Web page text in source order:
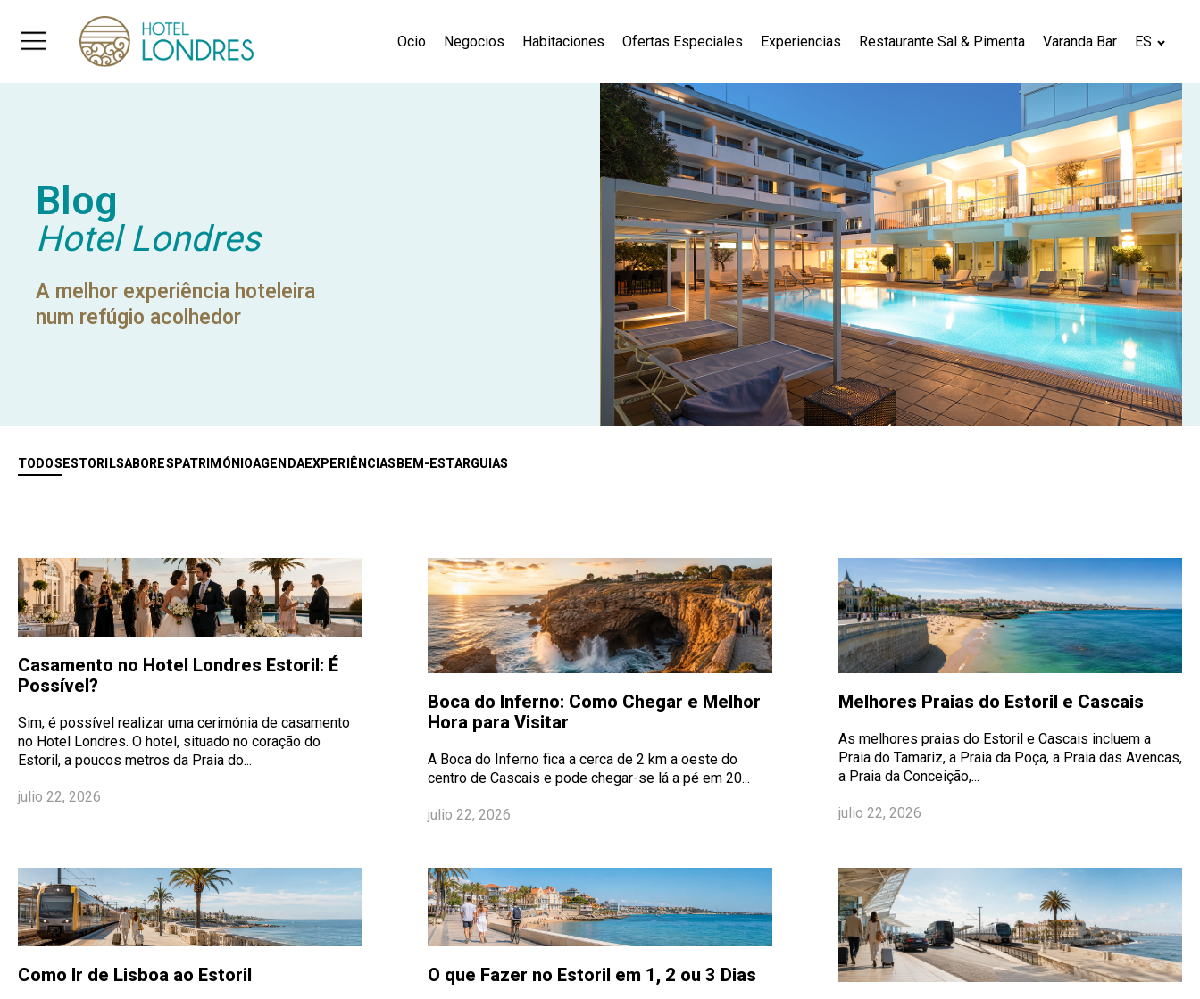
Ocio Negocios Habitaciones Ofertas Especiales Experiencias Restaurante Sal & Pimenta Varanda Bar ES
Blog
Hotel Londres
A melhor experiência hoteleira
num refúgio acolhedor
TODOS ESTORILSABORES PATRIMÓNIOAGENDAEXPERIÊNCIAS BEM-ESTARGUIAS
Casamento no Hotel Londres Estoril: É
Possível?
Sim, é possível realizar uma cerimónia de casamento
no Hotel Londres. O hotel, situado no coração do
Estoril, a poucos metros da Praia do...
julio 22, 2026
Boca do Inferno: Como Chegar e Melhor
Hora para Visitar
A Boca do Inferno fica a cerca de 2 km a oeste do
centro de Cascais e pode chegar-se lá a pé em 20...
julio 22, 2026
Melhores Praias do Estoril e Cascais
As melhores praias do Estoril e Cascais incluem a
Praia do Tamariz, a Praia da Poça, a Praia das Avencas,
a Praia da Conceição,...
julio 22, 2026
Como Ir de Lisboa ao Estoril O que Fazer no Estoril em 1, 2 ou 3 Dias